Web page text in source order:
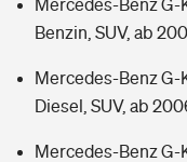
Mercedes-Benz G-
Benzin, SUV, ab
Mercedes-Benz G-
Diesel, SUV, ab
Mercedes-Benz G-